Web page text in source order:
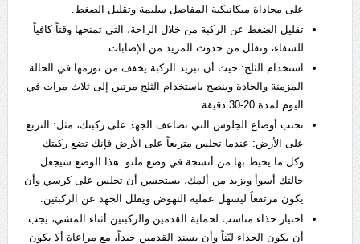
على محاذاة ميكانيكية المفاصل سليمة وتقليل الضغط.
تقليل الضغط عن الركبة من خلال الراحة، التي تمنحها وقتاً كافياً
للشفاء، وتقلل من حدوث المزيد من الإصابات.
استخدام الثلج: حيث أن تبريد الركبة يخفف من تورمها في الحالة
المزمنة والحادة وينصح باستخدام الثلج مرتين إلى ثلاث مرات في
اليوم لمدة 20-30 دقيقة.
تجنب أوضاع الجلوس التي تضاعف الجهد على ركبتك، مثل: التربع
على الأرض: عندما تجلس متربعاً على الأرض فإنك تضع ركبتك
وكل ما يحيط بها من أنسجة في وضع ملتو. هذا الوضع سيجعل
حالتك أسوأ ويزيد من ألمك، يستحسن أن تجلس على كرسي وأن
يكون مرتفعاً ليسهل عملية النهوض ويقلل الجهد عن الركبتين.
اختيار حذاء مناسب لحماية القدمين والركبتين أثناء المشي، يجب
أن يكون الحذاء ليّناً وأن يسند القدمين جيداً، مع مراعاة ألا يكون